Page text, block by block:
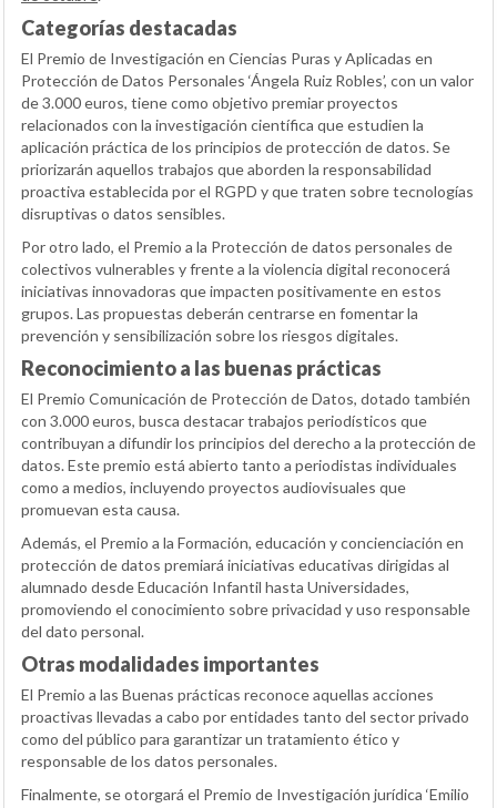
Categorías destacadas
El Premio de Investigación en Ciencias Puras y Aplicadas en
Protección de Datos Personales ‘Ángela Ruiz Robles’, con un valor
de 3.000 euros, tiene como objetivo premiar proyectos
relacionados con la investigación científica que estudien la
aplicación práctica de los principios de protección de datos. Se
priorizarán aquellos trabajos que aborden la responsabilidad
proactiva establecida por el RGPD y que traten sobre tecnologías
disruptivas o datos sensibles.
Por otro lado, el Premio a la Protección de datos personales de
colectivos vulnerables y frente a la violencia digital reconocerá
iniciativas innovadoras que impacten positivamente en estos
grupos. Las propuestas deberán centrarse en fomentar la
prevención y sensibilización sobre los riesgos digitales.
Reconocimiento a las buenas prácticas
El Premio Comunicación de Protección de Datos, dotado también
con 3.000 euros, busca destacar trabajos periodísticos que
contribuyan a difundir los principios del derecho a la protección de
datos. Este premio está abierto tanto a periodistas individuales
como a medios, incluyendo proyectos audiovisuales que
promuevan esta causa.
Además, el Premio a la Formación, educación y concienciación en
protección de datos premiará iniciativas educativas dirigidas al
alumnado desde Educación Infantil hasta Universidades,
promoviendo el conocimiento sobre privacidad y uso responsable
del dato personal.
Otras modalidades importantes
El Premio a las Buenas prácticas reconoce aquellas acciones
proactivas llevadas a cabo por entidades tanto del sector privado
como del público para garantizar un tratamiento ético y
responsable de los datos personales.
Finalmente, se otorgará el Premio de Investigación jurídica ‘Emilio